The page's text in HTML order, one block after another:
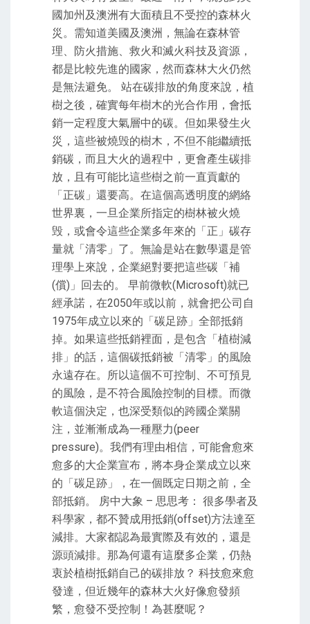
國加州及澳洲有大面積且不受控的森林火
災。需知道美國及澳洲，無論在森林管
理、防火措施、救火和滅火科技及資源，
都是比較先進的國家，然而森林大火仍然
是無法避免。 站在碳排放的角度來說，植
樹之後，確實每年樹木的光合作用，會抵
銷一定程度大氣層中的碳。但如果發生火
災，這些被燒毁的樹木，不但不能繼續抵
銷碳，而且大火的過程中，更會產生碳排
放，且有可能比這些樹之前一直貢獻的
「正碳」還要高。在這個高透明度的網絡
世界裏，一旦企業所指定的樹林被火燒
毁，或會令這些企業多年來的「正」碳存
量就「清零」了。無論是站在數學還是管
理學上來說，企業絕對要把這些碳「補
(償)」回去的。 早前微軟(Microsoft)就已
經承諾，在2050年或以前，就會把公司自
1975年成立以來的「碳足跡」全部抵銷
掉。如果這些抵銷裡面，是包含「植樹減
排」的話，這個碳抵銷被「清零」的風險
永遠存在。所以這個不可控制、不可預見
的風險，是不符合風險控制的目標。而微
軟這個決定，也深受類似的跨國企業關
注，並漸漸成為一種壓力(peer
pressure)。我們有理由相信，可能會愈來
愈多的大企業宣布，將本身企業成立以來
的「碳足跡」，在一個既定日期之前，全
部抵銷。 房中大象 – 思思考： 很多學者及
科學家，都不贊成用抵銷(offset)方法達至
減排。大家都認為最實際及有效的，還是
源頭減排。那為何還有這麼多企業，仍熱
衷於植樹抵銷自己的碳排放？ 科技愈來愈
發達，但近幾年的森林大火好像愈發頻
繁，愈發不受控制！為甚麼呢？